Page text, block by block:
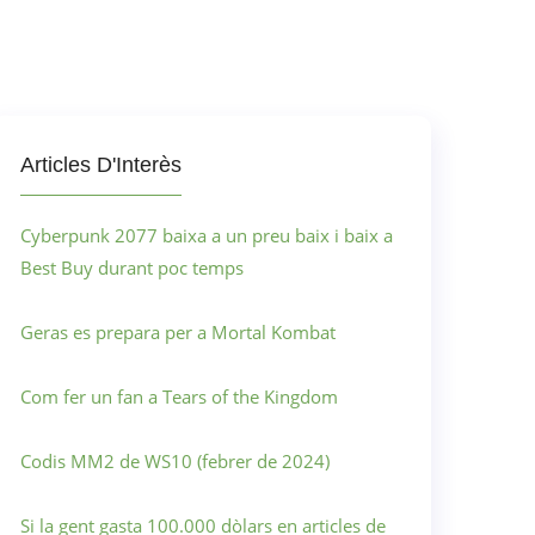
Articles D'Interès
Cyberpunk 2077 baixa a un preu baix i baix a
Best Buy durant poc temps
Geras es prepara per a Mortal Kombat
Com fer un fan a Tears of the Kingdom
Codis MM2 de WS10 (febrer de 2024)
Si la gent gasta 100.000 dòlars en articles de